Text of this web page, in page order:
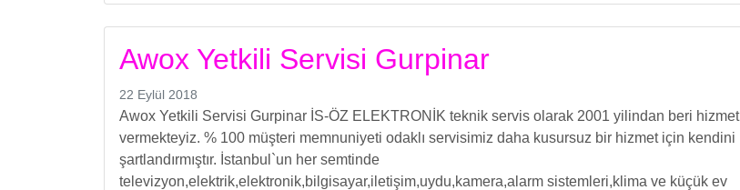
Awox Yetkili Servisi Gurpinar
22 Eylül 2018
Awox Yetkili Servisi Gurpinar İS-ÖZ ELEKTRONİK teknik servis olarak 2001 yilindan beri hizmet
vermekteyiz. % 100 müşteri memnuniyeti odaklı servisimiz daha kusursuz bir hizmet için kendini
şartlandırmıştır. İstanbul`un her semtinde
televizyon,elektrik,elektronik,bilgisayar,iletişim,uydu,kamera,alarm sistemleri,klima ve küçük ev